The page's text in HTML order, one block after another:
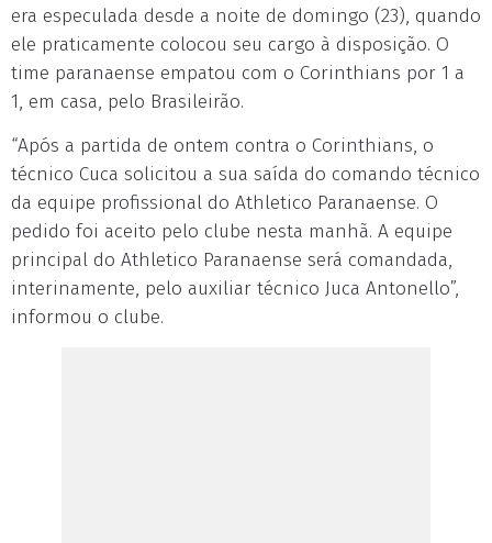
era especulada desde a noite de domingo (23), quando
ele praticamente colocou seu cargo à disposição. O
time paranaense empatou com o Corinthians por 1 a
1, em casa, pelo Brasileirão.
“Após a partida de ontem contra o Corinthians, o
técnico Cuca solicitou a sua saída do comando técnico
da equipe profissional do Athletico Paranaense. O
pedido foi aceito pelo clube nesta manhã. A equipe
principal do Athletico Paranaense será comandada,
interinamente, pelo auxiliar técnico Juca Antonello”,
informou o clube.